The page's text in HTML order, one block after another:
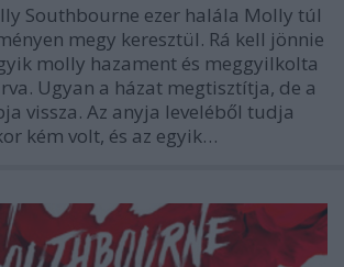
Southbourne ezer halála Molly túl
megy keresztül. Rá kell jönnie
molly hazament és meggyilkolta
Ugyan a házat megtisztítja, de a
vissza. Az anyja leveléből tudja
kém volt, és az egyik…